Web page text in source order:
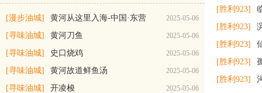
区改造名单公布！
[漫步油城] 黄河从这里入海-中国·东营 2025-05-06
[寻味油城] 黄河刀鱼 2025-05-06
[寻味油城] 史口烧鸡 2025-05-06
[寻味油城] 黄河故道鲜鱼汤 2025-05-06
[寻味油城] 开凌梭 2025-05-06
[胜利923]
[胜利923]
[胜利923]
[胜利923]
[胜利923]